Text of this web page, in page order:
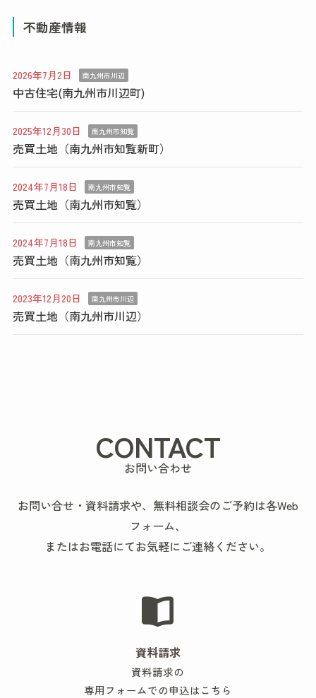
不動産情報
2026年7月2日 南九州市川辺
中古住宅(南九州市川辺町)
2025年12月30日 南九州市知覧
売買土地（南九州市知覧新町）
2024年7月18日 南九州市知覧
売買土地（南九州市知覧）
2024年7月18日 南九州市知覧
売買土地（南九州市知覧）
2023年12月20日 南九州市川辺
売買土地（南九州市川辺）
CONTACT
お問い合わせ
お問い合せ・資料請求や、無料相談会のご予約は各Web
フォーム、
またはお電話にてお気軽にご連絡ください。
資料請求
資料請求の
専用フォームでの申込はこちら